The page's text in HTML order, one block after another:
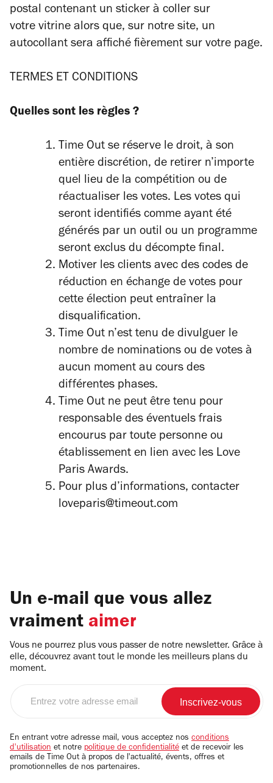
postal contenant un sticker à coller sur
votre vitrine alors que, sur notre site, un
autocollant sera affiché fièrement sur votre page.
TERMES ET CONDITIONS
Quelles sont les règles ?
Time Out se réserve le droit, à son
entière discrétion, de retirer n’importe
quel lieu de la compétition ou de
réactualiser les votes. Les votes qui
seront identifiés comme ayant été
générés par un outil ou un programme
seront exclus du décompte final.
Motiver les clients avec des codes de
réduction en échange de votes pour
cette élection peut entraîner la
disqualification.
Time Out n’est tenu de divulguer le
nombre de nominations ou de votes à
aucun moment au cours des
différentes phases.
Time Out ne peut être tenu pour
responsable des éventuels frais
encourus par toute personne ou
établissement en lien avec les Love
Paris Awards.
Pour plus d’informations, contacter
loveparis@timeout.com
Un e-mail que vous allez
vraiment aimer
Vous ne pourrez plus vous passer de notre newsletter. Grâce à
elle, découvrez avant tout le monde les meilleurs plans du
moment.
email
En entrant votre adresse mail, vous acceptez nos conditions
d'utilisation et notre politique de confidentialité et de recevoir les
emails de Time Out à propos de l'actualité, évents, offres et
promotionnelles de nos partenaires.